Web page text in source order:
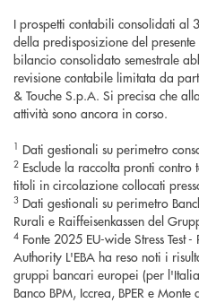
I prospetti contabili consolidati
della predisposizione del
bilancio consolidato semestrale
revisione contabile limitata da
& Touche S.p.A. Si precisa che
attività sono ancora in corso.
1 Dati gestionali su perimetro
2 Esclude la raccolta pronti
titoli in circolazione collocati
3 Dati gestionali su perimetro
Rurali e Raiffeisenkassen del
4 Fonte 2025 EU-wide Stress Test
Authority L'EBA ha reso noti i
gruppi bancari europei (per
Banco BPM, Iccrea, BPER e